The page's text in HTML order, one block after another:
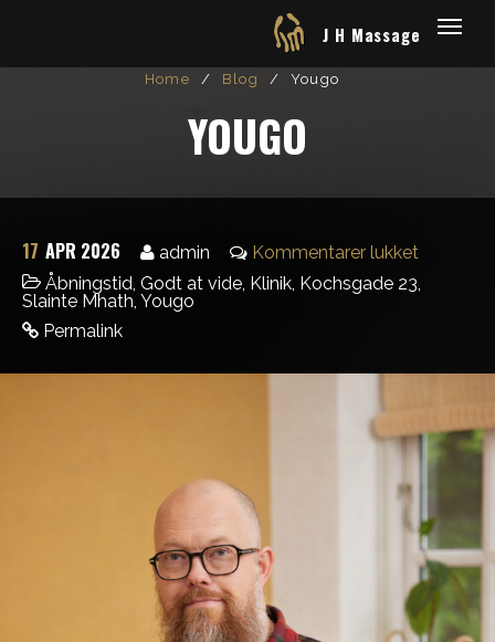
J H Massage
Home / Blog / Yougo
YOUGO
17 APR 2026 admin
Kommentarer lukket
Åbningstid, Godt at vide, Klinik, Kochsgade 23,
Slainte Mhath, Yougo
Permalink